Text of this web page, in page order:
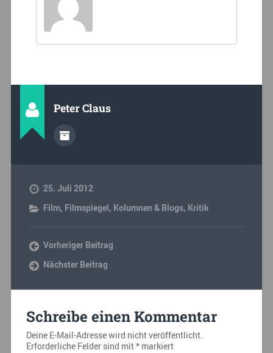
Peter Claus
25. Juli 2012
Film, Filmspiegel, Kolumnen & Blogs, Kritik
Vorheriger Beitrag
Nächster Beitrag
Schreibe einen Kommentar
Deine E-Mail-Adresse wird nicht veröffentlicht.
Erforderliche Felder sind mit*markiert